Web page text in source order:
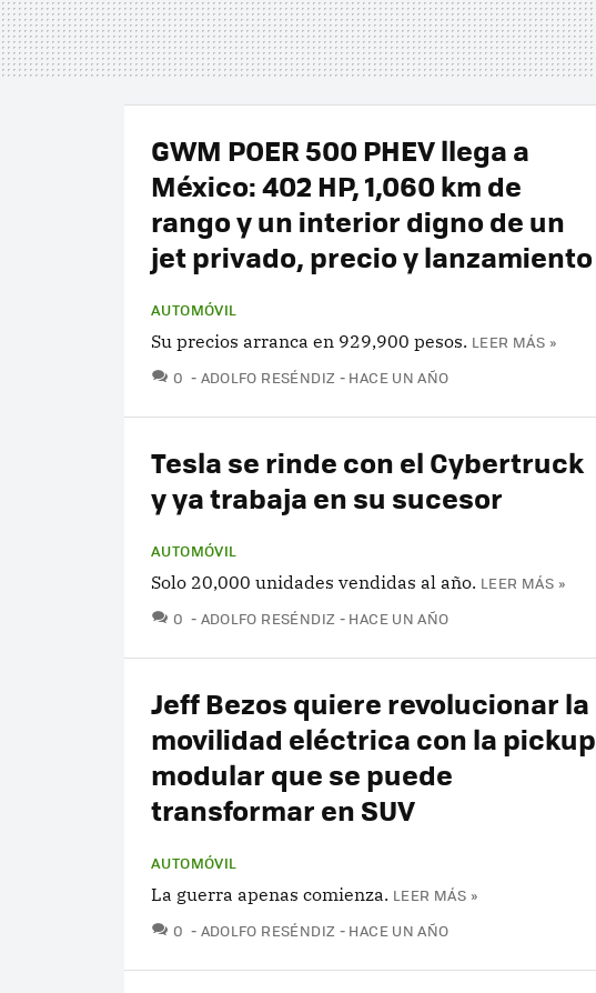
GWM POER 500 PHEV llega a
México: 402 HP, 1,060 km de
rango y un interior digno de un
jet privado, precio y lanzamiento
AUTOMÓVIL
Su precios arranca en 929,900 pesos. LEER MÁS »
0 COMENTARIOS
ADOLFO RESÉNDIZ HACE UN AÑO
Tesla se rinde con el Cybertruck
y ya trabaja en su sucesor
AUTOMÓVIL
Solo 20,000 unidades vendidas al año. LEER MÁS »
0 COMENTARIOS
ADOLFO RESÉNDIZ HACE UN AÑO
Jeff Bezos quiere revolucionar la
movilidad eléctrica con la pickup
modular que se puede
transformar en SUV
AUTOMÓVIL
La guerra apenas comienza. LEER MÁS »
0 COMENTARIOS
ADOLFO RESÉNDIZ HACE UN AÑO